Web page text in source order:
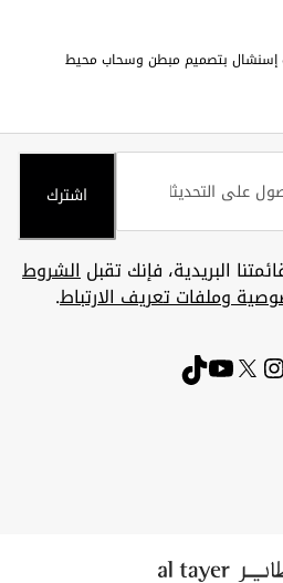
إسنشال بتصميم مبطن وسحاب محيط
اشترك
البريدية، فإنك تقبلالشروط
وملفات تعريف الارتباط.